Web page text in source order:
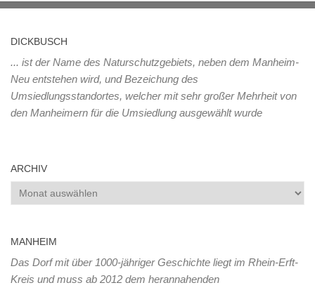
DICKBUSCH
... ist der Name des Naturschutzgebiets, neben dem Manheim-
Neu entstehen wird, und Bezeichung des
Umsiedlungsstandortes, welcher mit sehr großer Mehrheit von
den Manheimern für die Umsiedlung ausgewählt wurde
ARCHIV
Archiv
MANHEIM
Das Dorf mit über 1000-jähriger Geschichte liegt im Rhein-Erft-
Kreis und muss ab 2012 dem herannahenden